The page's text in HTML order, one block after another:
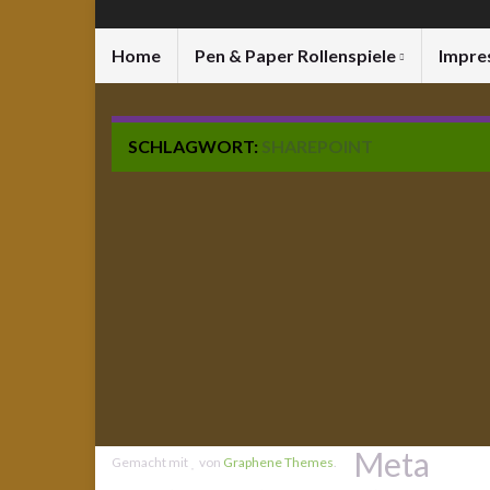
Home Pen & Paper Rollenspiele
SCHLAGWORT: SHAREPOINT
Gemacht mit von Graphene Themes Meta